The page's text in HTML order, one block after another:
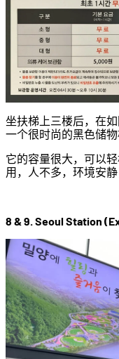
坐扶梯上三楼后，在
一个很时尚的黑色储物
它的容量很大，可以
用，人不多，环境安
8 & 9. Seoul Station